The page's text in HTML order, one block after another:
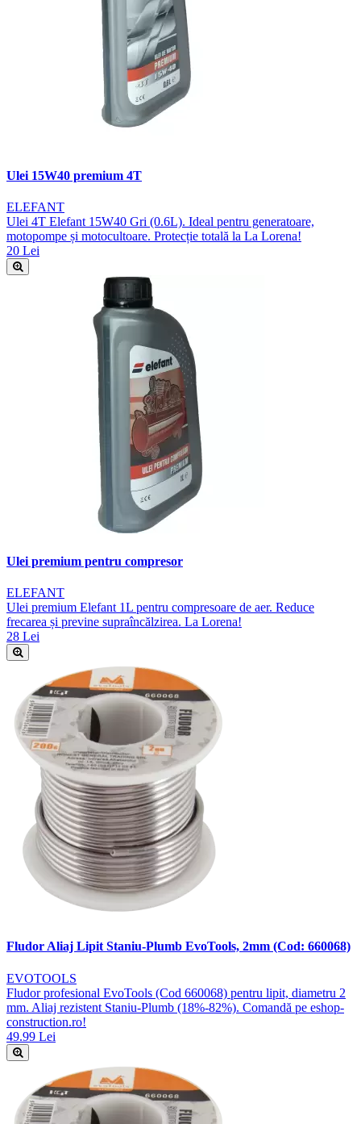
Ulei 15W40 premium 4T
ELEFANT
Ulei 4T Elefant 15W40 Gri (0.6L). Ideal pentru generatoare,
motopompe și motocultoare. Protecție totală la La Lorena!
20 Lei
Ulei premium pentru compresor
ELEFANT
Ulei premium Elefant 1L pentru compresoare de aer. Reduce
frecarea și previne supraîncălzirea. La Lorena!
28 Lei
Fludor Aliaj Lipit Staniu-Plumb EvoTools, 2mm (Cod: 660068)
EVOTOOLS
Fludor profesional EvoTools (Cod 660068) pentru lipit, diametru 2
mm. Aliaj rezistent Staniu-Plumb (18%-82%). Comandă pe eshop-
construction.ro!
49.99 Lei